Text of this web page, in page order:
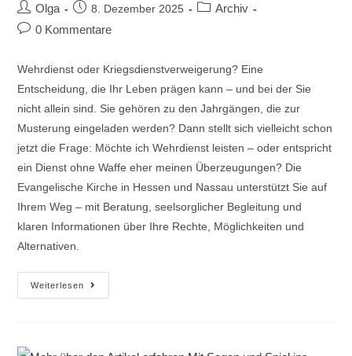
Olga 8. Dezember 2025
Archiv
0 Kommentare
Wehrdienst oder Kriegsdienstverweigerung? Eine
Entscheidung, die Ihr Leben prägen kann – und bei der Sie
nicht allein sind. Sie gehören zu den Jahrgängen, die zur
Musterung eingeladen werden? Dann stellt sich vielleicht schon
jetzt die Frage: Möchte ich Wehrdienst leisten – oder entspricht
ein Dienst ohne Waffe eher meinen Überzeugungen? Die
Evangelische Kirche in Hessen und Nassau unterstützt Sie auf
Ihrem Weg – mit Beratung, seelsorglicher Begleitung und
klaren Informationen über Ihre Rechte, Möglichkeiten und
Alternativen.
Weiterlesen